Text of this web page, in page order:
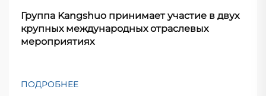
Группа Kangshuo принимает участие в двух
крупных международных отраслевых
мероприятиях
ПОДРОБНЕЕ